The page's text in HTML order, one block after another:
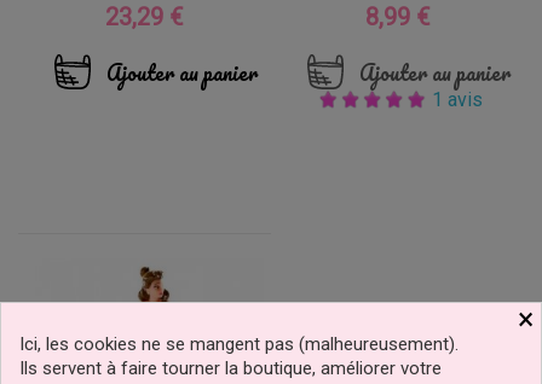
Prix
23,29 €
Ajouter au panier
Prix
8,99 €
Ajouter au panier
1 avis
×
Ici, les cookies ne se mangent pas (malheureusement).
Ils servent à faire tourner la boutique, améliorer votre